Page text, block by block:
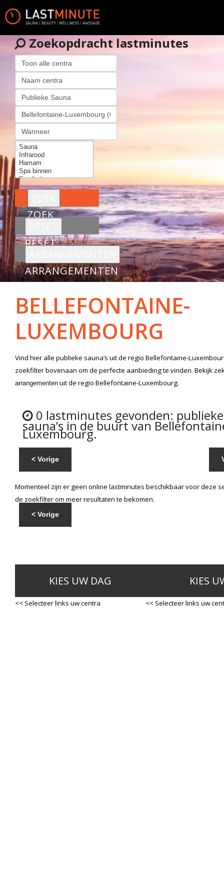
Zoekopdracht lastminutes
ZOEK
RESET
ARRANGEMENTEN
BELLEFONTAINE-
LUXEMBOURG
Vind hier alle publieke sauna’s uit de regio Bellefontaine-
zoekfilter bovenaan om de perfecte aanbieding te vinden. Bekijk
arrangementen uit de regio Bellefontaine-Luxembourg.
0 lastminutes gevonden: publieke
sauna’s in de buurt van
Luxembourg.
< Vorige
Momenteel zijn er geen online lastminutes beschikbaar voor deze
de zoekfilter om meer resultaten te bekomen.
< Vorige
KIES UW DAG
<< Selecteer links uw centra
KIES
<< Selecteer links uw